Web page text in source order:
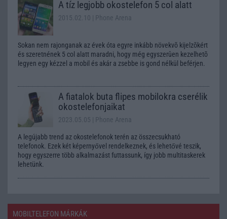
A tíz legjobb okostelefon 5 col alatt
2015.02.10 | Phone Arena
Sokan nem rajonganak az évek óta egyre inkább növekvõ kijelzõkért
és szeretnének 5 col alatt maradni, hogy még egyszerûen kezelhetõ
legyen egy kézzel a mobil és akár a zsebbe is gond nélkül beférjen.
A fiatalok buta flipes mobilokra cserélik
okostelefonjaikat
2023.05.05 | Phone Arena
A legújabb trend az okostelefonok terén az összecsukható
telefonok. Ezek két képernyővel rendelkeznek, és lehetővé teszik,
hogy egyszerre több alkalmazást futtassunk, így jobb multitaskerek
lehetünk.
MOBILTELEFON MÁRKÁK